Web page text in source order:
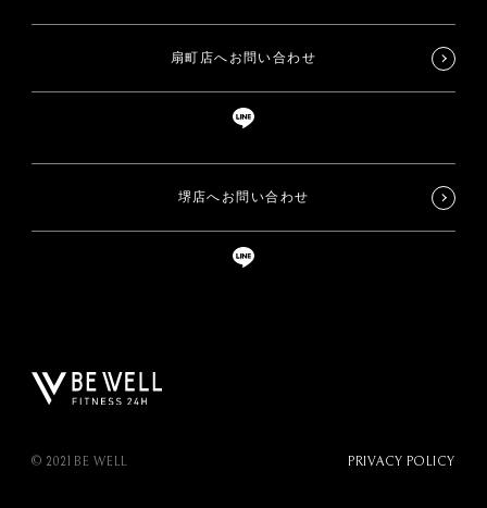
扇町店へお問い合わせ
堺店へお問い合わせ
© 2021 BE WELL PRIVACY POLICY